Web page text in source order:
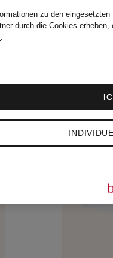
zu den
durch die Cookies
.